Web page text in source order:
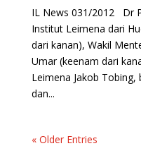
IL News 031/2012 Dr
Institut Leimena dari
dari kanan), Wakil
Umar (keenam dari
Leimena Jakob
dan...
« Older Entries